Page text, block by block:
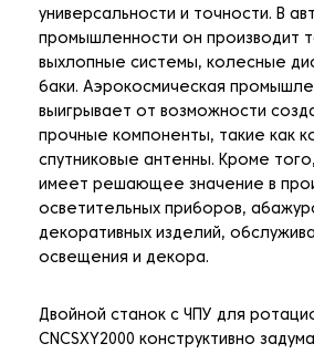
универсальности и точности. В
промышленности он производит
выхлопные системы, колесные
баки. Аэрокосмическая
выигрывает от возможности
прочные компоненты, такие как
спутниковые антенны. Кроме того,
имеет решающее значение в
осветительных приборов,
декоративных изделий,
освещения и декора.
Двойной станок с ЧПУ для
CNCSXY2000 конструктивно